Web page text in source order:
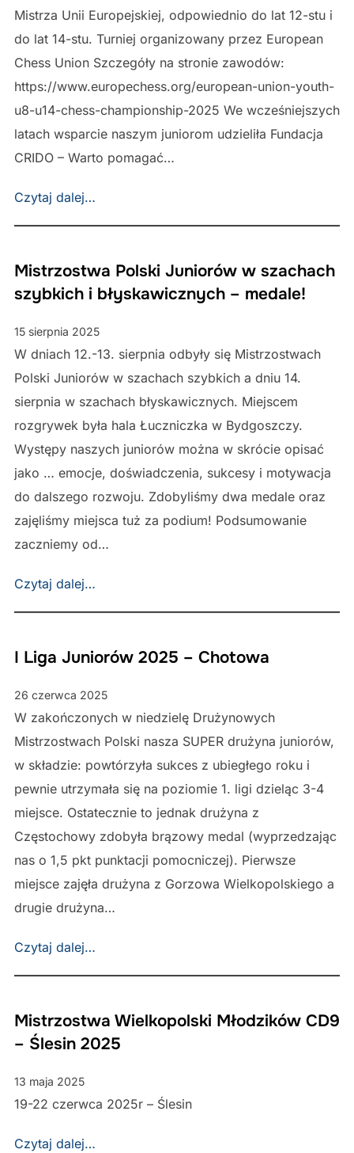
Mistrza Unii Europejskiej, odpowiednio do lat 12-stu i
do lat 14-stu. Turniej organizowany przez European
Chess Union Szczegóły na stronie zawodów:
https://www.europechess.org/european-union-youth-
u8-u14-chess-championship-2025 We wcześniejszych
latach wsparcie naszym juniorom udzieliła Fundacja
CRIDO – Warto pomagać…
Czytaj dalej…
Mistrzostwa Polski Juniorów w szachach
szybkich i błyskawicznych – medale!
15 sierpnia 2025
W dniach 12.-13. sierpnia odbyły się Mistrzostwach
Polski Juniorów w szachach szybkich a dniu 14.
sierpnia w szachach błyskawicznych. Miejscem
rozgrywek była hala Łuczniczka w Bydgoszczy.
Występy naszych juniorów można w skrócie opisać
jako … emocje, doświadczenia, sukcesy i motywacja
do dalszego rozwoju. Zdobyliśmy dwa medale oraz
zajęliśmy miejsca tuż za podium! Podsumowanie
zaczniemy od…
Czytaj dalej…
I Liga Juniorów 2025 – Chotowa
26 czerwca 2025
W zakończonych w niedzielę Drużynowych
Mistrzostwach Polski nasza SUPER drużyna juniorów,
w składzie: powtórzyła sukces z ubiegłego roku i
pewnie utrzymała się na poziomie 1. ligi dzieląc 3-4
miejsce. Ostatecznie to jednak drużyna z
Częstochowy zdobyła brązowy medal (wyprzedzając
nas o 1,5 pkt punktacji pomocniczej). Pierwsze
miejsce zajęła drużyna z Gorzowa Wielkopolskiego a
drugie drużyna…
Czytaj dalej…
Mistrzostwa Wielkopolski Młodzików CD9
– Ślesin 2025
13 maja 2025
19-22 czerwca 2025r – Ślesin
Czytaj dalej…